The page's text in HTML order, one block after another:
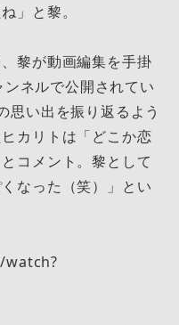
」と黎。
黎が動画編集を手掛
ネルで公開されてい
思い出を振り返るよう
カリトは「どこか恋
コメント。黎として
なった（笑）」とい
watch?